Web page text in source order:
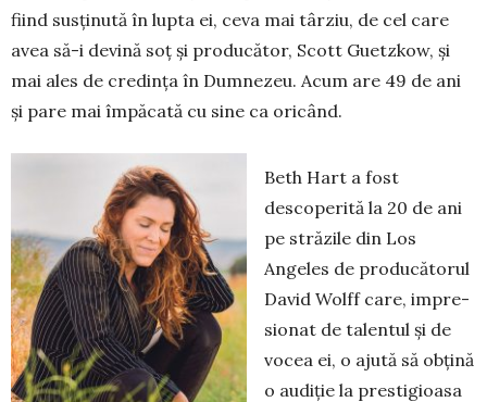
fiind susținută în lupta ei, ceva mai târziu, de cel care
avea să-i devină soț și producător, Scott Guetz­kow, și
mai ales de cre­dința în Dum­ne­zeu. Acum are 49 de ani
și pare mai împă­cată cu sine ca oricând.
Beth Hart a fost
descoperită la 20 de ani
pe străzile din Los
Angeles de pro­du­cătorul
Da­vid Wolff care, im­pre­
sionat de talentul şi de
vocea ei, o ajută să obţină
o au­diţie la prestigioasa